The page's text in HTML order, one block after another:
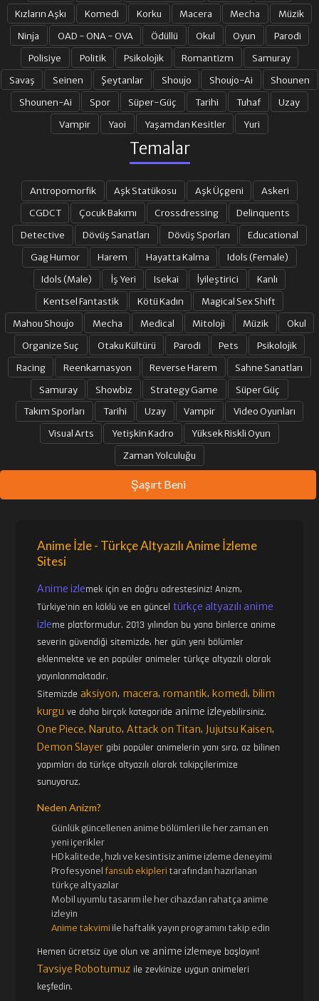
Kızların Aşkı Komedi Korku Macera Mecha
Müzik
Ninja
OAD - ONA - OVA Ödüllü Okul Oyun
Parodi
Polisiye
Politik Psikolojik Romantizm
Samuray
Savaş
Seinen Şeytanlar Shoujo Shoujo-Ai
Shounen
Shounen-Ai
Spor Süper-Güç Tarihi Tuhaf
Uzay
Vampir
Yaoi Yaşamdan Kesitler Yuri
Temalar
Antropomorfik Aşk Statükosu Aşk Üçgeni
Askeri
CGDCT
Çocuk Bakımı Crossdressing
Delinquents
Detective
Dövüş Sanatları Dövüş Sporları
Educational
Gag Humor
Harem Hayatta Kalma
Idols (Female)
Idols (Male)
İş Yeri Isekai İyileştirici
Kanlı
Kentsel Fantastik
Kötü Kadın
Magical Sex Shift
Mahou Shoujo
Mecha Medical Mitoloji Müzik
Okul
Organize Suç
Otaku Kültürü Parodi Pets
Psikolojik
Racing
Reenkarnasyon Reverse Harem
Sahne Sanatları
Samuray
Showbiz Strategy Game
Süper Güç
Takım Sporları
Tarihi Uzay Vampir
Video Oyunları
Visual Arts
Yetişkin Kadro
Yüksek Riskli Oyun
Zaman Yolculuğu
Şaşırt Beni
Anime İzle - Türkçe Altyazılı Anime İzleme
Sitesi
Anime izlemek için en doğru adrestesiniz! Anizm,
Türkiye'nin en köklü ve en günceltürkçe altyazılı anime
izleme platformudur. 2013 yılından bu yana binlerce anime
severin güvendiği sitemizde, her gün yeni bölümler
eklenmekte ve en popüler animeler türkçe altyazılı olarak
yayınlanmaktadır.
Sitemizdeaksiyon, macera,romantik, komedi, bilim
kurgu ve daha birçok kategoride anime izleyebilirsiniz.
One Piece, Naruto,Attack on Titan, Jujutsu Kaisen,
Demon Slayer gibi popüler animelerin yanı sıra, az bilinen
yapımları da türkçe altyazılı olarak takipçilerimize
sunuyoruz.
Neden Anizm?
Günlük güncellenen anime bölümleri ile her zaman en
yeni içerikler
HD kalitede, hızlı ve kesintisiz anime izleme deneyimi
Profesyonelfansub ekipleri tarafından hazırlanan
türkçe altyazılar
Mobil uyumlu tasarım ile her cihazdan rahatça anime
izleyin
Anime takvimi ile haftalık yayın programını takip edin
Hemen ücretsiz üye olun ve anime izlemeye başlayın!
Tavsiye Robotumuz ile zevkinize uygun animeleri
keşfedin.